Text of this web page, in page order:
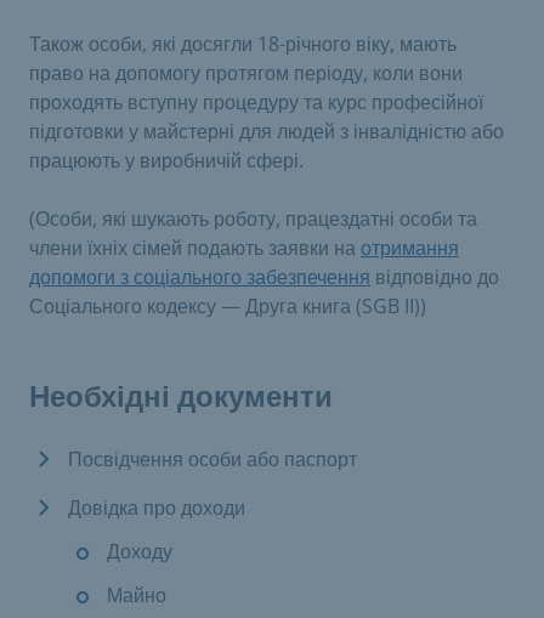
Також особи, які досягли 18-річного віку, мають
право на допомогу протягом періоду, коли вони
проходять вступну процедуру та курс професійної
підготовки у майстерні для людей з інвалідністю або
працюють у виробничій сфері.
(Особи, які шукають роботу, працездатні особи та
члени їхніх сімей подають заявки наотримання
допомоги з соціального забезпечення відповідно до
Соціального кодексу — Друга книга (SGB II))
Необхідні документи
Посвідчення особи або паспорт
Довідка про доходи
Доходу
Майно